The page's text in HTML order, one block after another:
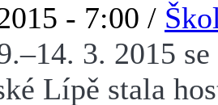
- 7:00 /
3. 2015
Lípě stala